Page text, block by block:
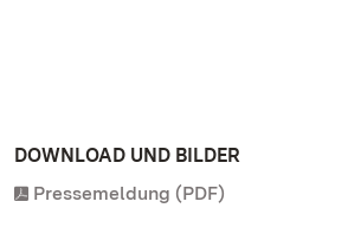
DOWNLOAD UND BILDER
Pressemeldung (PDF)